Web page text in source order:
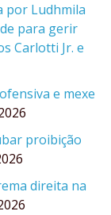
por Ludhmila
para gerir
Carlotti Jr. e
e mexe
proibição
direita na